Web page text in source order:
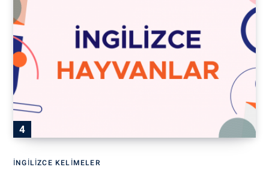
İNGILIZCE KELIMELER